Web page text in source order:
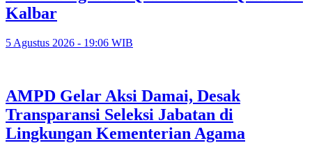
Kalbar
5 Agustus 2026 - 19:06 WIB
AMPD Gelar Aksi Damai, Desak
Transparansi Seleksi Jabatan di
Lingkungan Kementerian Agama